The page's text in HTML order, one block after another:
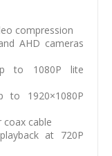
compression
AHD cameras
to 1080P lite
to 1920×1080P
cable
at 720P